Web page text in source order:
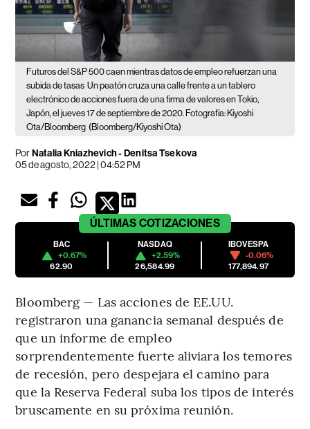
Futuros del S&P 500 caen mientras datos de empleo refuerzan una
subida de tasas Un peatón cruza una calle frente a un tablero
electrónico de acciones fuera de una firma de valores en Tokio,
Japón, el jueves 17 de septiembre de 2020. Fotografía: Kiyoshi
Ota/Bloomberg (Bloomberg/Kiyoshi Ota)
PorNatalia Kniazhevich - Denitsa Tsekova
05 de agosto, 2022 | 04:52 PM
ÚLTIMAS COTIZACIONES
BAC
+0.67%
62.90
NASDAQ
+2.59%
26,584.99
IBOVESPA
-0.06%
177,894.97
Bloomberg — Las acciones de EE.UU.
registraron una ganancia semanal después de
que un informe de empleo
sorprendentemente fuerte aliviara los temores
de recesión, pero despejara el camino para
que la Reserva Federal suba los tipos de interés
bruscamente en su próxima reunión.